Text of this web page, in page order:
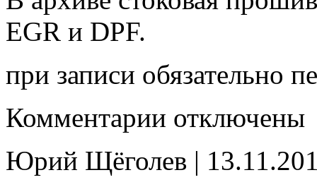
EGR и DPF.
при записи обязательно
Комментарии записи
отключены
Юрий Щёголев |